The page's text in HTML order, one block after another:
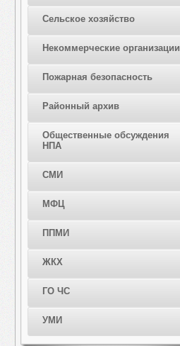
Сельское хозяйство
Некоммерческие организации
Пожарная безопасность
Районный архив
Общественные обсуждения
НПА
СМИ
МФЦ
ППМИ
ЖКХ
ГО ЧС
УМИ